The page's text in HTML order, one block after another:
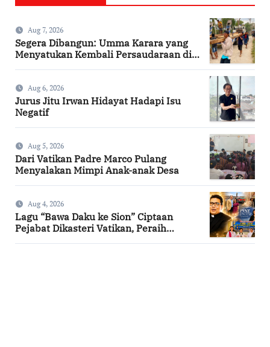
Aug 7, 2026
Segera Dibangun: Umma Karara yang
Menyatukan Kembali Persaudaraan di
Aug 6, 2026
Jurus Jitu Irwan Hidayat Hadapi Isu
Negatif
Aug 5, 2026
Dari Vatikan Padre Marco Pulang
Menyalakan Mimpi Anak-anak Desa
Aug 4, 2026
Lagu “Bawa Daku ke Sion” Ciptaan
Pejabat Dikasteri Vatikan, Peraih